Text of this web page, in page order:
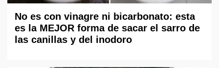
No es con vinagre ni bicarbonato: esta
es la MEJOR forma de sacar el sarro de
las canillas y del inodoro